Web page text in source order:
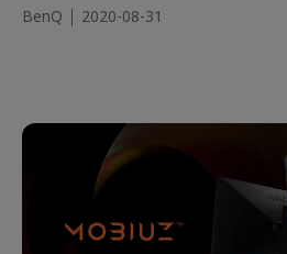
รวดเร็ว
BenQ 2020-08-31